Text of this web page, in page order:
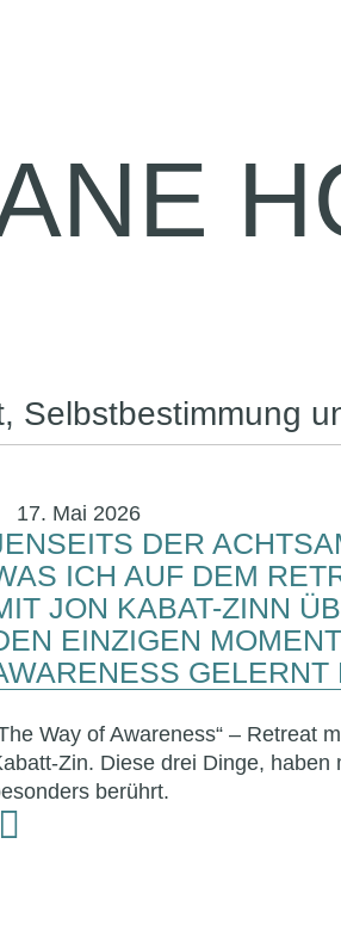
Selbstbestimmung
17. Mai 2026
DER
ICH AUF DEM
JON KABAT-ZINN
EINZIGEN
GELERNT
Way of Awareness“ – Retreat
Zin. Diese drei Dinge, haben
berührt.